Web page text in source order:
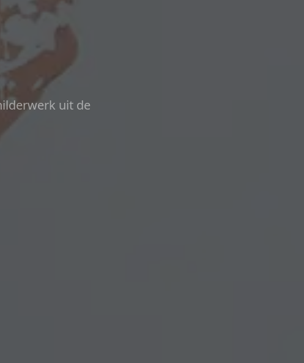
uit de